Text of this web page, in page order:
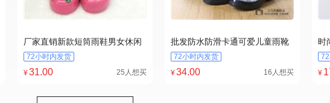
厂家直销新款短筒雨鞋男女休闲
水鞋韩版外穿水靴简约雨靴2
72小时内发货
¥31.00 25人想买
批发防水防滑卡通可爱儿童雨靴
耐磨耐酸碱高低筒雨鞋4
72小时内发货
¥34.00 16人想买
时
水
¥